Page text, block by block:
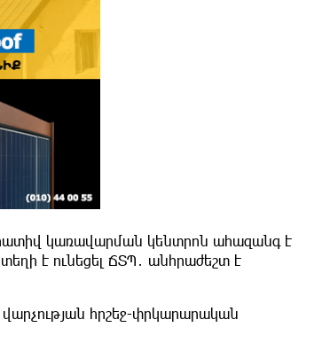
կառավարման կենտրոն ահազանգ է
է ունեցել ՃՏՊ․ անհրաժեշտ է
հրշեջ-փրկարարական